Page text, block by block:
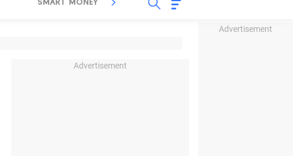
Advertisement
SMART MONEY INSPIRASI BISNIS
Advertisement